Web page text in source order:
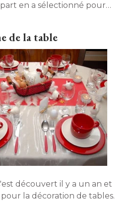
en a sélectionné pour
de la table
découvert il y a un an et
la décoration de tables.